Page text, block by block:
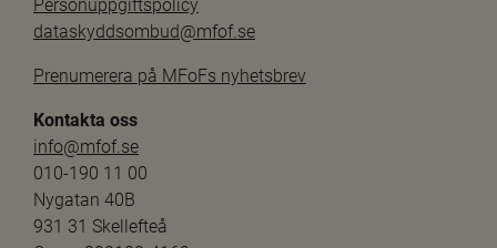
Personuppgiftspolicy
dataskyddsombud@mfof.se
Prenumerera på MFoFs nyhetsbrev
Kontakta oss
info@mfof.se
010-190 11 00
Nygatan 40B
931 31 Skellefteå